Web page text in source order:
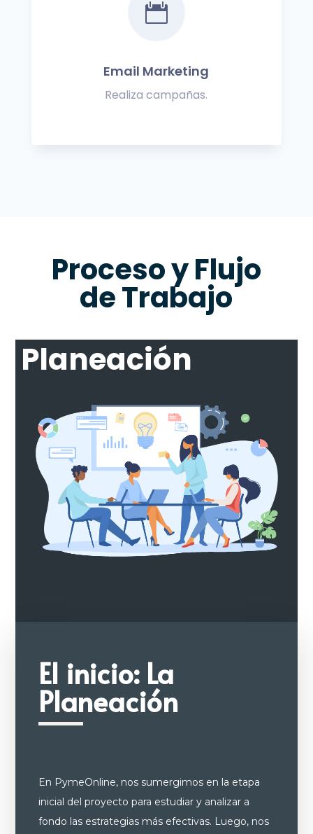

Email Marketing
Realiza campañas.
Proceso y Flujo
de Trabajo
Planeación
El inicio: La
Planeación
En PymeOnline, nos sumergimos en la etapa
inicial del proyecto para estudiar y analizar a
fondo las estrategias más efectivas. Luego, nos